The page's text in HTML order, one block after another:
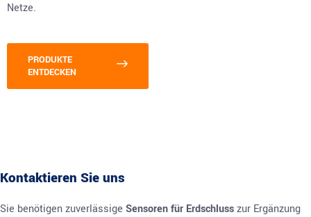
Netze.
PRODUKTE
ENTDECKEN
Kontaktieren Sie uns
Sie benötigen zuverlässige Sensoren für Erdschlusszur Ergänzung